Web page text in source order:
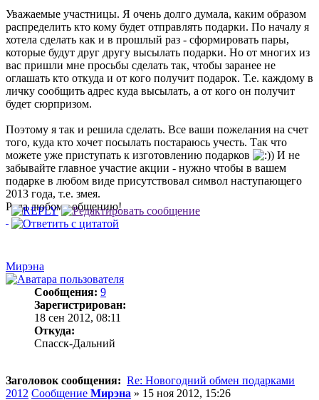
Уважаемые участницы. Я очень долго думала, каким образом
распределить кто кому будет отправлять подарки. По началу я
хотела сделать как и в прошлый раз - сформировать пары,
которые будут друг другу высылать подарки. Но от многих из
вас пришли мне просьбы сделать так, чтобы заранее не
оглашать кто откуда и от кого получит подарок. Т.е. каждому в
личку сообщить адрес куда высылать, а от кого он получит
будет сюрпризом.
Поэтому я так и решила сделать. Все ваши пожелания на счет
того, куда кто хочет посылать постараюсь учесть. Так что
можете уже приступать к изготовлению подарков
) И не
забывайте главное участие акции - нужно чтобы в вашем
подарке в любом виде присутствовал символ наступающего
2013 года, т.е. змея.
Рада любому общению!
Мирэна
Сообщения: 9
Зарегистрирован:
18 сен 2012, 08:11
Откуда:
Спасск-Дальний
Заголовок сообщения: Re: Новогодний обмен подарками
2012 Сообщение Мирэна » 15 ноя 2012, 15:26